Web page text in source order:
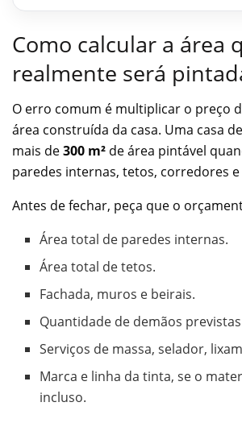
Como calcular a área
realmente será
O erro comum é multiplicar o preço
área construída da casa. Uma casa de
mais de300 m² de área pintável
paredes internas, tetos, corredores e
Antes de fechar, peça que o
Área total de paredes internas.
Área total de tetos.
Fachada, muros e beirais.
Quantidade de demãos
Serviços de massa, selador,
Marca e linha da tinta, se o
incluso.